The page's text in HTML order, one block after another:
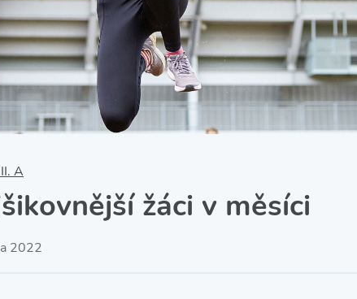
Školní poradenské
pracoviště
Školní psycholožka
Školská rada
SRPŠ – Spolek rodičů a
Školní sportovní klub
Tělesná výchova a sport
A
žáci v měsíci
2022